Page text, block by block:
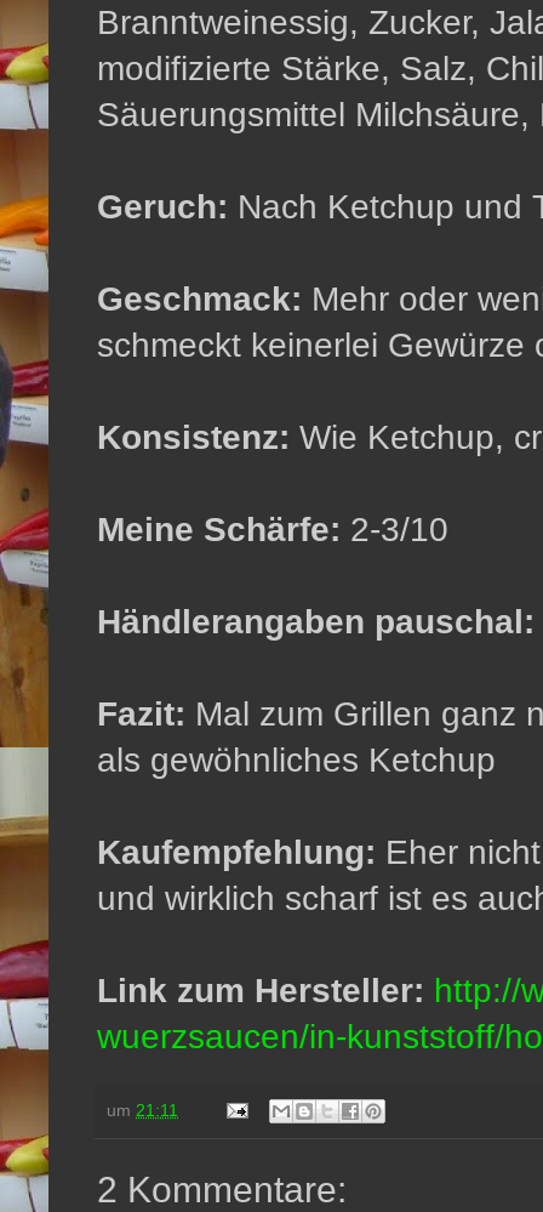
Branntweinessig, Zucker,
modifizierte Stärke, Salz,
Säuerungsmittel
Geruch: Nach Ketchup und
Geschmack: Mehr oder
schmeckt keinerlei Gewürze
Konsistenz: Wie Ketchup,
Meine Schärfe: 2-3/10
Händlerangaben pauschal:
Fazit: Mal zum Grillen ganz
als gewöhnliches Ketchup
Kaufempfehlung: Eher
und wirklich scharf ist es
Link zum Hersteller: http://
wuerzsaucen/in-kunststoff/
um 21:11
2 Kommentare: